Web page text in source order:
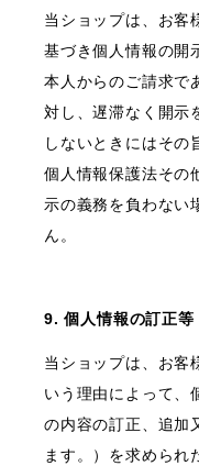
当ショップは、お客
基づき個人情報の開
本人からのご請求で
対し、遅滞なく開示
しないときにはその
個人情報保護法その
示の義務を負わない
ん。
9. 個人情報の訂正等
当ショップは、お客
いう理由によって、
の内容の訂正、追加
ます。）を求められ